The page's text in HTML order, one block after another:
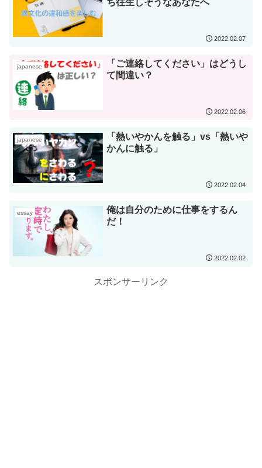
2022.02.07
japanese
「ご連絡してください」はどうし
て間違い？
2022.02.06
japanese
「熱いやかんを触る」vs「熱いや
かんに触る」
2022.02.04
essay
俺は自分のために仕事をするん
だ！
2022.02.02
スポンサーリンク